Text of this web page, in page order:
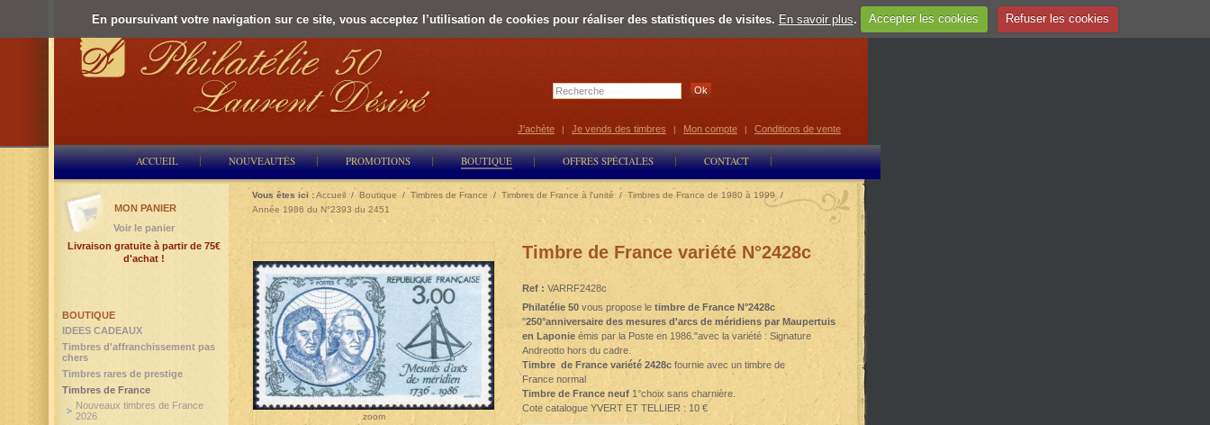
En poursuivant votre navigation sur ce site, vous acceptez l’utilisation de cookies pour réaliser des statistiques de visites. En savoir plus. Accepter les cookies Refuser les cookies
Select Language ▼
ACCUEIL NOUVEAUTÉS PROMOTIONS BOUTIQUE OFFRES SPÉCIALES CONTACT
J'achète | Je vends des timbres | Mon compte | Conditions de vente
Vous êtes ici :Accueil / Boutique /Timbres de France / Timbres de France à l'unité / Timbres de France de 1980 à 1999/
Année 1986 du N°2393 du 2451
zoom
Timbre de France variété N°2428c
Ref : VARRF2428c
Philatélie 50 vous propose le timbre de France N°2428c
"250°anniversaire des mesures d'arcs de méridiens par Maupertuis
en Laponie émis par la Poste en 1986."avec la variété : Signature
Andreotto hors du cadre.
Timbre de France variété 2428c fournie avec un timbre de
France normal
Timbre de France neuf 1°choix sans charnière.
Cote catalogue YVERT ET TELLIER : 10 €
BOUTIQUE
IDEES CADEAUX
Timbres d'affranchissement pas
chers
Timbres rares de prestige
Timbres de France
Nouveaux timbres de France
2026
MON PANIER
Voir le panier
Livraison gratuite à partir de 75€
d'achat !